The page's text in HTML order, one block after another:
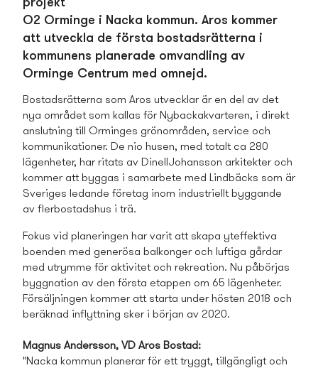
projekt
O2 Orminge i Nacka kommun. Aros kommer
att utveckla de första bostads­rätterna i
kommunens planerade omvandling av
Orminge Centrum med omnejd.
Bostads­rätterna som Aros utvecklar är en del av det
nya området som kallas för Nybackakvarteren, i direkt
anslutning till Orminges grönområden, service och
kommunikationer. De nio husen, med totalt ca 280
lägenheter, har ritats av DinellJohansson arkitekter och
kommer att byggas i samarbete med Lindbäcks som är
Sveriges ledande företag inom industriellt byggande
av flerbostads­hus i trä.
Fokus vid planeringen har varit att skapa yteffektiva
boenden med generösa balkonger och luftiga gårdar
med utrymme för aktivitet och rekreation. Nu påbörjas
byggnation av den första etappen om 65 lägenheter.
Försäljningen kommer att starta under hösten 2018 och
beräknad inflyttning sker i början av 2020.
Magnus Andersson, VD Aros Bostad:
"Nacka kommun planerar för ett tryggt, tillgängligt och